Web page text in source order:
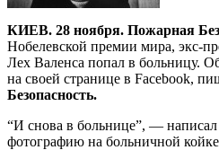
КИЕВ. 28 ноября. Пожарная
Нобелевской премии мира, экс-
Лех Валенса попал в больницу.
на своей странице в Facebook,
Безопасность.
“И снова в больнице”, — написал
фотографию на больничной